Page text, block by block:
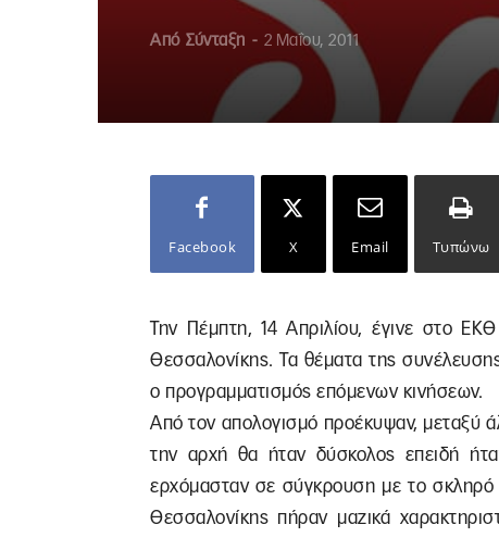
Από Σύνταξη - 2 Μαΐου, 2011
Facebook X Email Τυπώνω
Την Πέμπτη, 14 Απριλίου, έγινε στο
Θεσσαλονίκης. Τα θέματα της
ο προγραμματισμός επόμενων κινήσεων.
Από τον απολογισμό προέκυψαν,
την αρχή θα ήταν δύσκολος επειδή
ερχόμασταν σε σύγκρουση με το σκληρό
Θεσσαλονίκης πήραν μαζικά